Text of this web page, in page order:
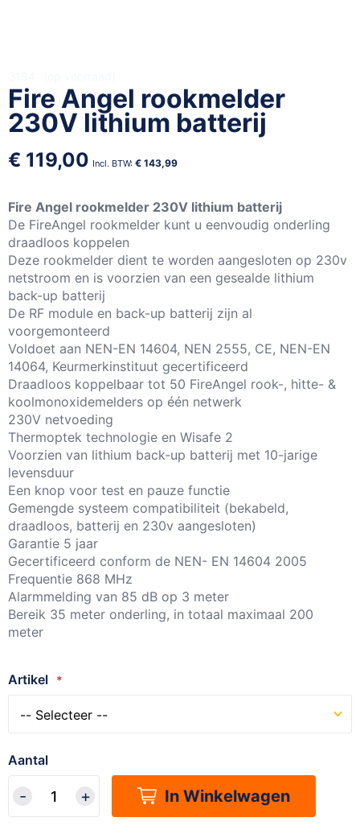
Fire Angel rookmelder
230V lithium batterij
€ 119,00 € 143,99
Fire Angel rookmelder 230V lithium batterij
De FireAngel rookmelder kunt u eenvoudig onderling
draadloos koppelen
Deze rookmelder dient te worden aangesloten op 230v
netstroom en is voorzien van een gesealde lithium
back-up batterij
De RF module en back-up batterij zijn al
voorgemonteerd
Voldoet aan NEN-EN 14604, NEN 2555, CE, NEN-EN
14064, Keurmerkinstituut gecertificeerd
Draadloos koppelbaar tot 50 FireAngel rook-, hitte- &
koolmonoxidemelders op één netwerk
230V netvoeding
Thermoptek technologie en Wisafe 2
Voorzien van lithium back-up batterij met 10-jarige
levensduur
Een knop voor test en pauze functie
Gemengde systeem compatibiliteit (bekabeld,
draadloos, batterij en 230v aangesloten)
Garantie 5 jaar
Gecertificeerd conform de NEN- EN 14604 2005
Frequentie 868 MHz
Alarmmelding van 85 dB op 3 meter
Bereik 35 meter onderling, in totaal maximaal 200
meter
Artikel
Aantal
In Winkelwagen
naar
het
begin
de
gallerij